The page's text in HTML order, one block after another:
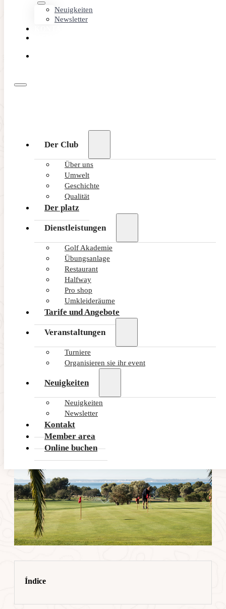
Neuigkeiten
Newsletter
Der Club
Über uns
Umwelt
Geschichte
Qualität
Der platz
Dienstleistungen
Golf Akademie
Übungsanlage
Restaurant
Halfway
Pro shop
Umkleideräume
Tarife und Angebote
Veranstaltungen
Turniere
Organisieren sie ihr event
Neuigkeiten
Neuigkeiten
Newsletter
Kontakt
Member area
Online buchen
Índice